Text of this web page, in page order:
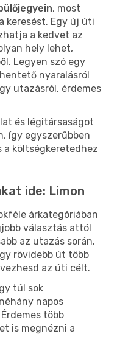
, most
keresést. Egy új úti
a kedvet az
hely lehet,
Legyen szó egy
nyaralásról
utazásról, érdemes
és légitársaságot
így egyszerűbben
a költségkeretedhez
ide: Limon
árkategóriában
választás attól
az utazás során.
rövidebb út több
az úti célt.
túl sok
napos
több
is megnézni a